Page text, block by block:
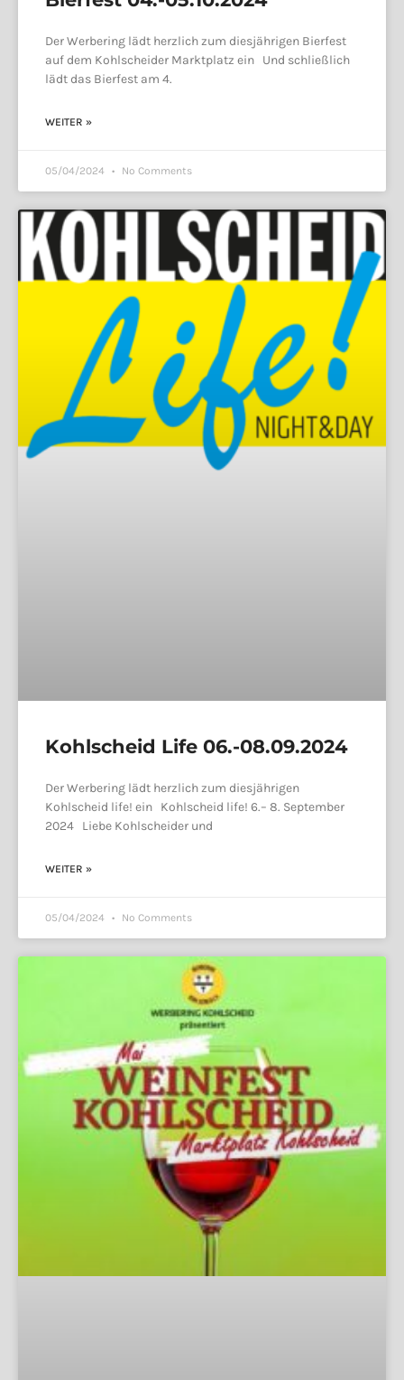
Der Werbering lädt herzlich zum diesjährigen Bierfest
auf dem Kohlscheider Marktplatz ein Und schließlich
lädt das Bierfest am 4.
WEITER »
05/04/2024 No Comments
Kohlscheid Life 06.-08.09.2024
Der Werbering lädt herzlich zum diesjährigen
Kohlscheid life! ein Kohlscheid life! 6.– 8. September
2024 Liebe Kohlscheider und
WEITER »
05/04/2024 No Comments